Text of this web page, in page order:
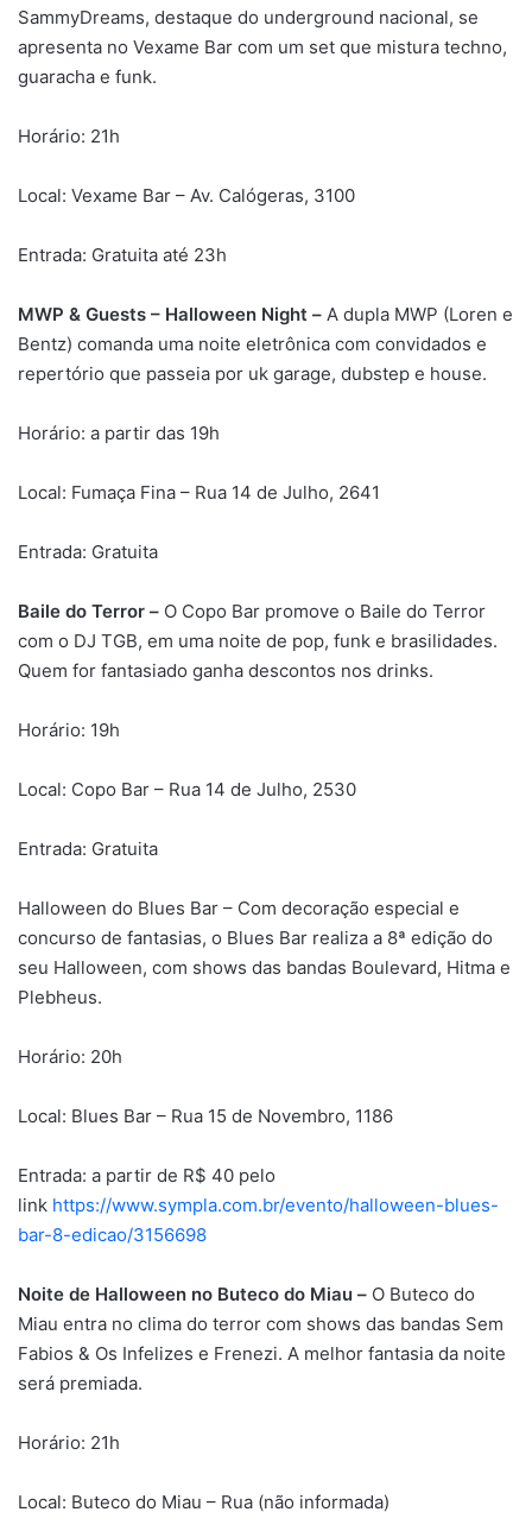
SammyDreams, destaque do underground nacional, se
apresenta no Vexame Bar com um set que mistura techno,
guaracha e funk.
Horário: 21h
Local: Vexame Bar – Av. Calógeras, 3100
Entrada: Gratuita até 23h
MWP & Guests – Halloween Night – A dupla MWP (Loren e
Bentz) comanda uma noite eletrônica com convidados e
repertório que passeia por uk garage, dubstep e house.
Horário: a partir das 19h
Local: Fumaça Fina – Rua 14 de Julho, 2641
Entrada: Gratuita
Baile do Terror – O Copo Bar promove o Baile do Terror
com o DJ TGB, em uma noite de pop, funk e brasilidades.
Quem for fantasiado ganha descontos nos drinks.
Horário: 19h
Local: Copo Bar – Rua 14 de Julho, 2530
Entrada: Gratuita
Halloween do Blues Bar – Com decoração especial e
concurso de fantasias, o Blues Bar realiza a 8ª edição do
seu Halloween, com shows das bandas Boulevard, Hitma e
Plebheus.
Horário: 20h
Local: Blues Bar – Rua 15 de Novembro, 1186
Entrada: a partir de R$ 40 pelo
link https://www.sympla.com.br/evento/halloween-blues-
bar-8-edicao/3156698
Noite de Halloween no Buteco do Miau – O Buteco do
Miau entra no clima do terror com shows das bandas Sem
Fabios & Os Infelizes e Frenezi. A melhor fantasia da noite
será premiada.
Horário: 21h
Local: Buteco do Miau – Rua (não informada)